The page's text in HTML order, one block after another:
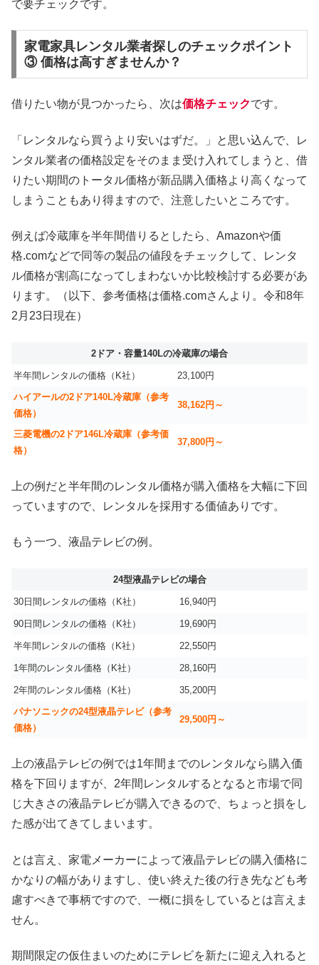
で要チェックです。
家電家具レンタル業者探しのチェックポイント
③ 価格は高すぎませんか？
借りたい物が見つかったら、次は価格チェックです。
「レンタルなら買うより安いはずだ。」と思い込んで、レ
ンタル業者の価格設定をそのまま受け入れてしまうと、借
りたい期間のトータル価格が新品購入価格より高くなって
しまうこともあり得ますので、注意したいところです。
例えば冷蔵庫を半年間借りるとしたら、Amazonや価
格.comなどで同等の製品の値段をチェックして、レンタ
ル価格が割高になってしまわないか比較検討する必要があ
ります。（以下、参考価格は価格.comさんより。令和8年
2月23日現在）
2ドア・容量140Lの冷蔵庫の場合
半年間レンタルの価格（K社）
23,100円
ハイアールの2ドア140L冷蔵庫（参考
価格）
38,162円～
三菱電機の2ドア146L冷蔵庫（参考価
格）
37,800円～
上の例だと半年間のレンタル価格が購入価格を大幅に下回
っていますので、レンタルを採用する価値ありです。
もう一つ、液晶テレビの例。
24型液晶テレビの場合
30日間レンタルの価格（K社） 16,940円
90日間レンタルの価格（K社） 19,690円
半年間レンタルの価格（K社） 22,550円
1年間のレンタル価格（K社） 28,160円
2年間のレンタル価格（K社）
35,200円
パナソニックの24型液晶テレビ（参考
価格）
29,500円～
上の液晶テレビの例では1年間までのレンタルなら購入価
格を下回りますが、2年間レンタルするとなると市場で同
じ大きさの液晶テレビが購入できるので、ちょっと損をし
た感が出てきてしまいます。
とは言え、家電メーカーによって液晶テレビの購入価格に
かなりの幅がありますし、使い終えた後の行き先なども考
慮すべきで事柄ですので、一概に損をしているとは言えま
せん。
期間限定の仮住まいのためにテレビを新たに迎え入れると